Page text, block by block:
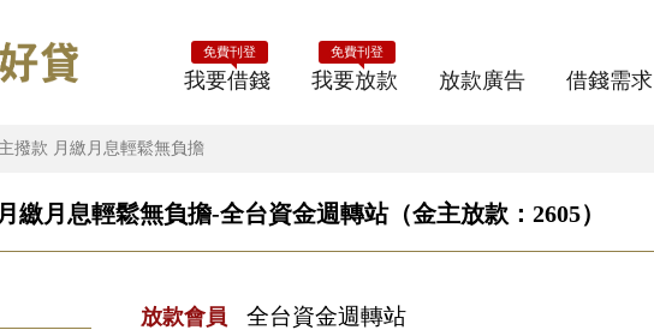
我要借錢
免費刊登
我要放款
免費刊登
放款廣告 借錢需求
撥款 月繳月息輕鬆無負擔
繳月息輕鬆無負擔-全台資金週轉站（金主放款：2605）
放款會員 全台資金週轉站